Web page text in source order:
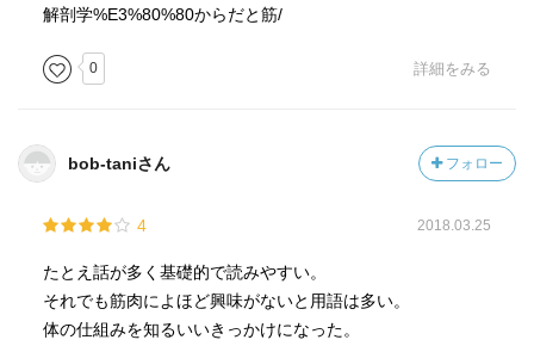
解剖学%E3%80%80からだと筋/
0 詳細をみる
bob-taniさん フォロー
4 2018.03.25
たとえ話が多く基礎的で読みやすい。
それでも筋肉によほど興味がないと用語は多い。
体の仕組みを知るいいきっかけになった。